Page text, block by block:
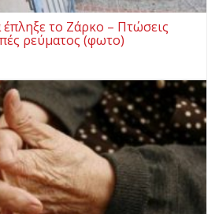
έπληξε το Ζάρκο – Πτώσεις
ρεύματος (φωτο)